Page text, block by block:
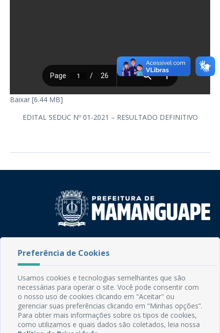
Baixar [6.44 MB]
EDITAL SEDUC Nº 01-2021 – RESULTADO DEFINITIVO
CEP: 58.280-000 - Mamanguape/PB
Email: comunicacao@mamanguape.pb.gov.br
Expediente: Segunda à Sexta, das 08h às 13h
Mapa do Site
Perguntas frequentes
Preferência de Cookies
Usamos cookies e tecnologias semelhantes que são
necessárias para operar o site. Você pode consentir com
o nosso uso de cookies clicando em "Aceitar" ou
gerenciar suas preferências clicando em “Minhas opções”.
Para obter mais informações sobre os tipos de cookies,
como utilizamos e quais dados são coletados, leia nossa